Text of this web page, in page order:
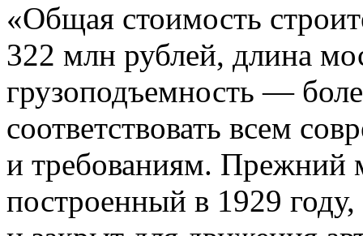
«Общая стоимость
322 млн рублей, длина
грузоподъемность —
соответствовать всем
и требованиям. Прежний
построенный в 1929